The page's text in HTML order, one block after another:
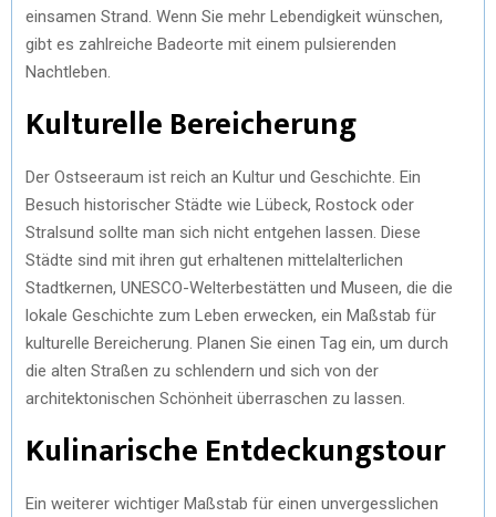
einsamen Strand. Wenn Sie mehr Lebendigkeit wünschen,
gibt es zahlreiche Badeorte mit einem pulsierenden
Nachtleben.
Kulturelle Bereicherung
Der Ostseeraum ist reich an Kultur und Geschichte. Ein
Besuch historischer Städte wie Lübeck, Rostock oder
Stralsund sollte man sich nicht entgehen lassen. Diese
Städte sind mit ihren gut erhaltenen mittelalterlichen
Stadtkernen, UNESCO-Welterbestätten und Museen, die die
lokale Geschichte zum Leben erwecken, ein Maßstab für
kulturelle Bereicherung. Planen Sie einen Tag ein, um durch
die alten Straßen zu schlendern und sich von der
architektonischen Schönheit überraschen zu lassen.
Kulinarische Entdeckungstour
Ein weiterer wichtiger Maßstab für einen unvergesslichen